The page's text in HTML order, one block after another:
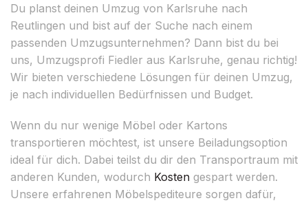
Du planst deinen Umzug von Karlsruhe nach
Reutlingen und bist auf der Suche nach einem
passenden Umzugsunternehmen? Dann bist du bei
uns, Umzugsprofi Fiedler aus Karlsruhe, genau richtig!
Wir bieten verschiedene Lösungen für deinen Umzug,
je nach individuellen Bedürfnissen und Budget.
Wenn du nur wenige Möbel oder Kartons
transportieren möchtest, ist unsere Beiladungsoption
ideal für dich. Dabei teilst du dir den Transportraum mit
anderen Kunden, wodurch Kosten gespart werden.
Unsere erfahrenen Möbelspediteure sorgen dafür,